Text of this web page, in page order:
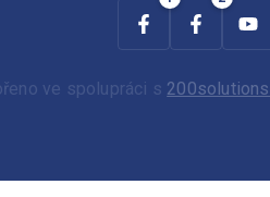
ve spolupráci s 200solutions